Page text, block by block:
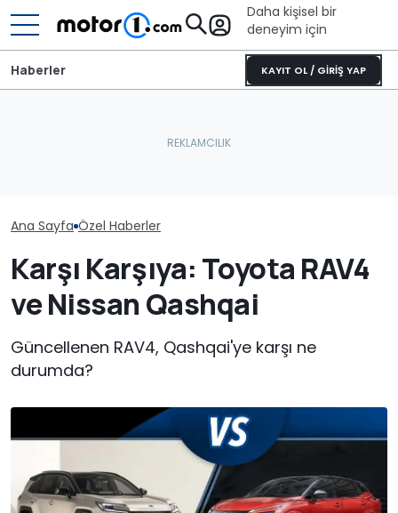
Daha kişisel bir
deneyim için
KAYIT OL / GİRİŞ YAP
Haberler
Ana Sayfa Özel Haberler
Karşı Karşıya: Toyota RAV4
ve Nissan Qashqai
Güncellenen RAV4, Qashqai'ye karşı ne
durumda?